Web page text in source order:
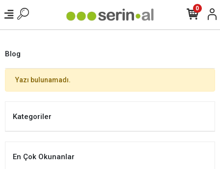
0
Blog
Yazı bulunamadı.
Kategoriler
En Çok Okunanlar